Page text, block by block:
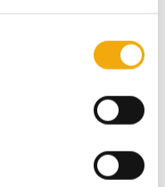
— alle kopse kanten